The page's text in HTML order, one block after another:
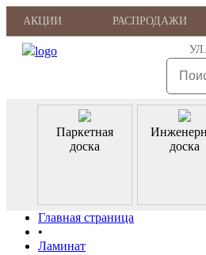
АКЦИИ РАСПРОДАЖИ
Паркетная
доска
доска
Главная страница
•
Ламинат